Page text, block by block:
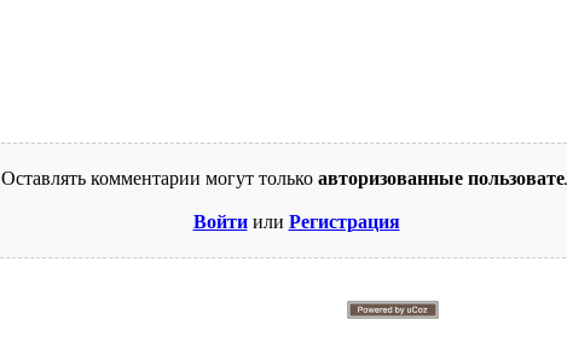
Оставлять комментарии могут только авторизованные
Войтиили Регистрация